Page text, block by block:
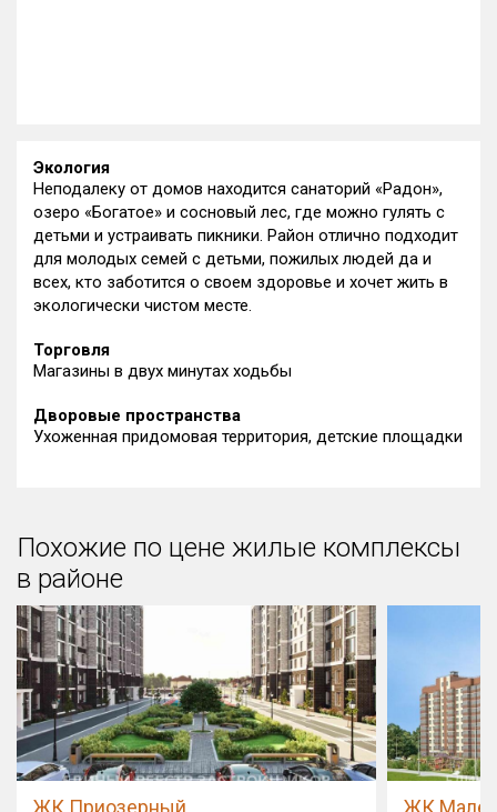
Экология
Неподалеку от домов находится санаторий «Радон»,
озеро «Богатое» и сосновый лес, где можно гулять с
детьми и устраивать пикники. Район отлично подходит
для молодых семей с детьми, пожилых людей да и
всех, кто заботится о своем здоровье и хочет жить в
экологически чистом месте.
Торговля
Магазины в двух минутах ходьбы
Дворовые пространства
Ухоженная придомовая территория, детские площадки
Похожие по цене жилые комплексы
в районе
ЖК Приозерный ЖК